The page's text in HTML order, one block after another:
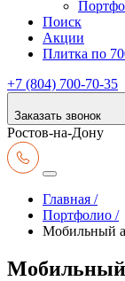
Поиск
Акции
Плитка по
+7 (804) 700-70-35
Заказать звонок
Ростов-на-Дону
Главная /
Портфолио /
Мобильный
Мобильный